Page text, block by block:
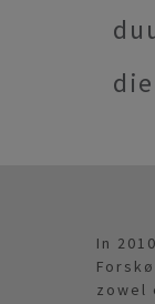
In
zowel